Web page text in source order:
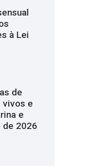
à Lei
de
vivos e
e
de 2026